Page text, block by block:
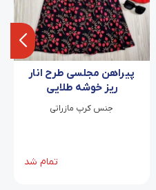
پیراهن مجلسی طرح انار
ریز خوشه طلایی
جنس کرپ مازراتی
تمام شد